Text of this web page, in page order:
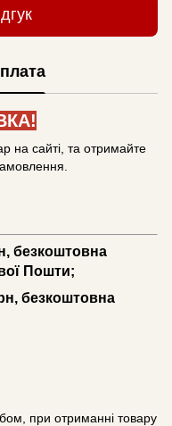
на сайті, та отримайте
безкоштовна
Пошти;
безкоштовна
при отриманні товару